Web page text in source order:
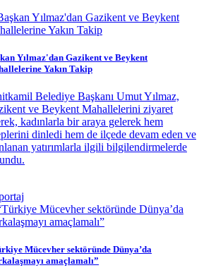
Yılmaz'dan Gazikent ve Beykent
Yakın Takip
Belediye Başkanı Umut Yılmaz,
ve Beykent Mahallelerini ziyaret
kadınlarla bir araya gelerek hem
dinledi hem de ilçede devam eden ve
yatırımlarla ilgili bilgilendirmelerde
Mücevher sektöründe Dünya’da
amaçlamalı”